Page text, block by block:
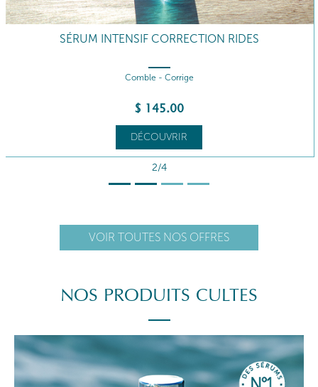
SÉRUM INTENSIF CORRECTION RIDES
Comble - Corrige
$ 145.00
DÉCOUVRIR
2/4
VOIR TOUTES NOS OFFRES
NOS PRODUITS CULTES